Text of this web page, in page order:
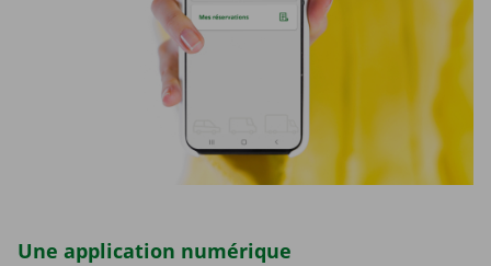
Une application numérique